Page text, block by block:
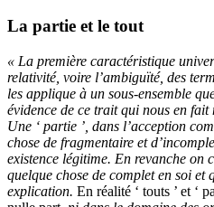
La partie et le tout
« La première caractéristique
relativité, voire l’ambiguïté, des
les applique à un sous-ensemble
évidence de ce trait qui nous en
Une ‘ partie ’, dans l’acception
chose de fragmentaire et
existence légitime. En revanche on
quelque chose de complet en soi et
explication. En réalité ‘ touts ’ et ‘